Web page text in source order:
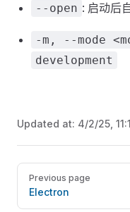
--open : 启动后
-m, --mode
development
Updated at: 4/2/25,
Pager
Previous page
Electron